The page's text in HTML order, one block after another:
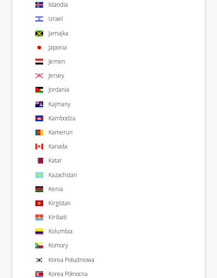
Islandia
Izrael
Jamajka
Japonia
Jemen
Jersey
Jordania
Kajmany
Kambodża
Kamerun
Kanada
Katar
Kazachstan
Kenia
Kirgistan
Kiribati
Kolumbia
Komory
Korea Południowa
Korea Północna